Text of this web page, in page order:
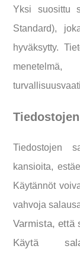
Yksi suosittu
Standard),
hyväksytty.
Tiedostojen
kansioita,
Käytännöt
vahvoja
Varmista, että
Käytä